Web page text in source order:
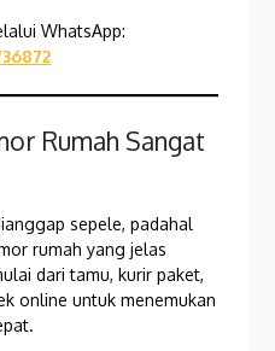
WhatsApp:
Rumah Sangat
sepele, padahal
rumah yang jelas
dari tamu, kurir paket,
online untuk menemukan